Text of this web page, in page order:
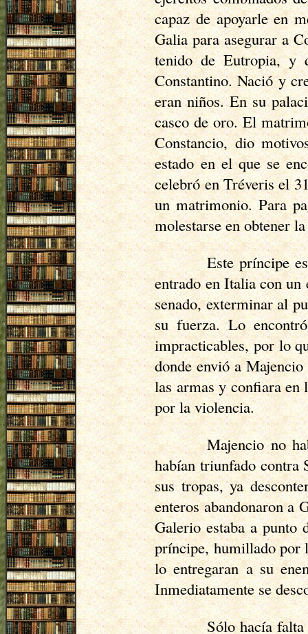
capaz de apoyarle en
Galia para asegurar a
tenido deEutropia, y
Constantino. Nació y
eran niños. En su
casco de oro. El
Constancio, dio
estado en el que se
celebró en Tréveris el
un matrimonio. Para
molestarse en obtener
Este príncipe
entrado en Italia con un
senado, exterminar al
su fuerza. Lo
impracticables, por lo
donde envió a
las armas y confiara en
por la violencia.
Majencio no
habían triunfado contra
sus tropas, ya
enteros abandonaron a
Galerio estaba a punto
príncipe, humillado por
lo entregaran a su
Inmediatamente se
Sólo hacía